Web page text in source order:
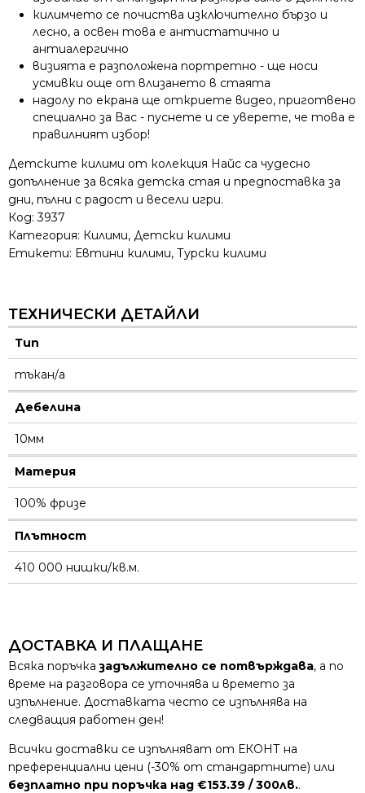
килимчето се почиства изключително бързо и
лесно, а освен това е антистатично и
антиалергично
визията е разположена портретно - ще носи
усмивки още от влизането в стаята
надолу по екрана ще откриете видео, приготвено
специално за Вас - пуснете и се уверете, че това е
правилният избор!
Детските килими от колекция Найс са чудесно
допълнение за всяка детска стая и предпоставка за
дни, пълни с радост и весели игри.
Код:3937
Категория: Килими, Детски килими
Етикети: Евтини килими, Турски килими
ТЕХНИЧЕСКИ ДЕТАЙЛИ
Тип
тъкан/а
Дебелина
10мм
Материя
100% фризе
Плътност
410 000 нишки/кв.м.
ДОСТАВКА И ПЛАЩАНЕ
Всяка поръчказадължително се потвърждава, а по
време на разговора се уточнява и времето за
изпълнение. Доставката често се изпълнява на
следващия работен ден!
Всички доставки се изпълняват от ЕКОНТ на
преференциални цени (-30% от стандартните) или
безплатно при поръчка над €153.39 / 300лв..